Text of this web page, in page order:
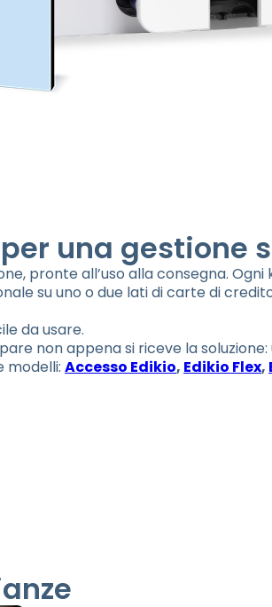
una gestione
pronte all’uso alla consegna.
su uno o due lati di carte di
da usare.
non appena si riceve la
modelli: Accesso Edikio, Edikio Flex,